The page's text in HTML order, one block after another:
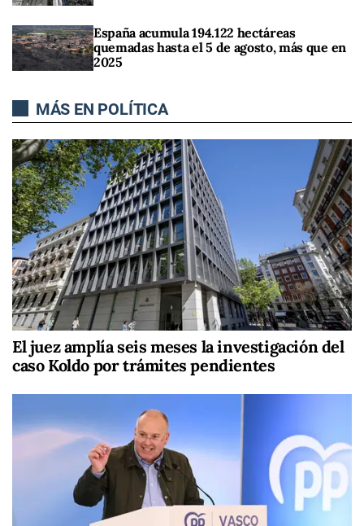
España acumula 194.122 hectáreas
quemadas hasta el 5 de agosto, más que en
2025
MÁS EN POLÍTICA
El juez amplía seis meses la investigación del
caso Koldo por trámites pendientes